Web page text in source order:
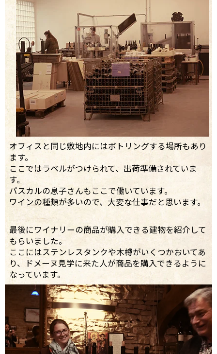
オフィスと同じ敷地内にはボトリングする場所もあり
ます。
ここではラベルがつけられて、出荷準備されていま
す。
パスカルの息子さんもここで働いています。
ワインの種類が多いので、大変な仕事だと思います。
最後にワイナリーの商品が購入できる建物を紹介して
もらいました。
ここにはステンレスタンクや木樽がいくつかおいてあ
り、ドメーヌ見学に来た人が商品を購入できるように
なっています。